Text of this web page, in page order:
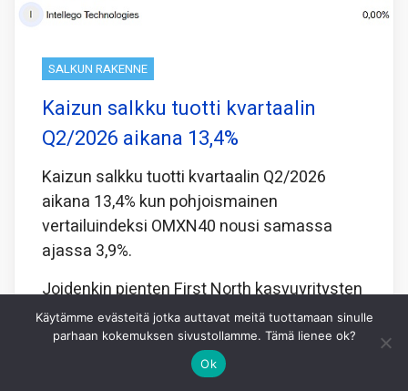
SALKUN RAKENNE
Kaizun salkku tuotti kvartaalin
Q2/2026 aikana 13,4%
Kaizun salkku tuotti kvartaalin Q2/2026
aikana 13,4% kun pohjoismainen
vertailuindeksi OMXN40 nousi samassa
ajassa 3,9%.
Joidenkin pienten First North kasvuyritysten
osakkeita en ole yrityksistäni huolimatta
onnistunut
Käytämme evästeitä jotka auttavat meitä tuottamaan sinulle
parhaan kokemuksen sivustollamme. Tämä lienee ok?
Ok